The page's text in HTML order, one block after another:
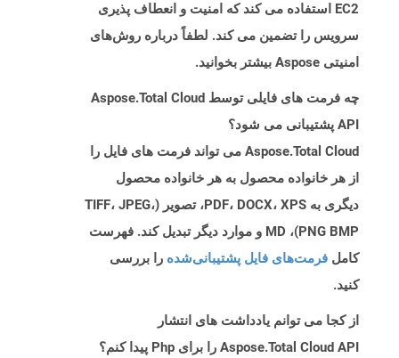
EC2 استفاده می کند که امنیت و انعطاف پذیری
سرویس را تضمین می کند. لطفاً درباره روش‌های
امنیتی Aspose بیشتر بخوانید.
چه فرمت های فایلی توسط Aspose.Total Cloud
API پشتیبانی می شود؟
Aspose.Total Cloud می تواند فرمت های فایل را
از هر خانواده محصول به هر خانواده محصول
دیگری به PDF، DOCX، XPS، تصویر (TIFF، JPEG،
PNG BMP)، MD و موارد دیگر تبدیل کند. فهرست
کامل فرمت‌های فایل پشتیبانی‌شده را بررسی
کنید.
از کجا می توانم یادداشت های انتشار
Aspose.Total Cloud API را برای Php پیدا کنم؟